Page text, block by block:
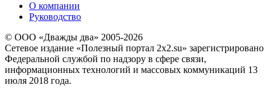
О компании
Руководство
© ООО «Дважды два» 2005-2026
Сетевое издание «Полезный портал 2x2.su» зарегистрировано
Федеральной службой по надзору в сфере связи,
информационных технологий и массовых коммуникаций 13
июля 2018 года.